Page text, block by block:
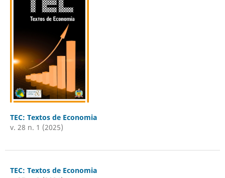
TEC: Textos de Economia
v. 28 n. 1 (2025)
TEC: Textos de Economia